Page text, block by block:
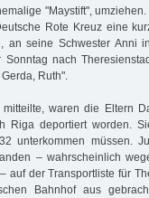
"Maystift",
Rote Kreuz eine
an seine Schwester Anni
nach
Ruth".
waren die Eltern
Riga deportiert worden.
unterkommen müssen.
– wahrscheinlich
auf der Transportliste für
Bahnhof aus